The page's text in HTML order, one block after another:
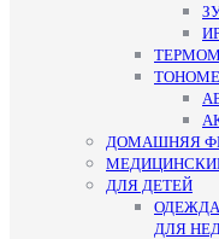
ДОМАШНЯЯ
ДЛЯ ДЕТЕЙ
ДЛЯ